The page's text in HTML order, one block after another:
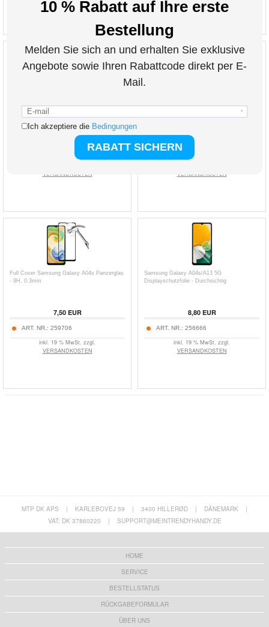
EUR
VERSANDKOSTEN
19,00
ART. NR.:
VERSANDKOSTEN
Full Cover Samsung Galaxy A04s Panzerglas
- 9H, 0.3mm
7,50EUR
ART. NR.: 259706
inkl. 19 % MwSt. zzgl.
VERSANDKOSTEN
Samsung Galaxy A04s/A13 5G
Displayschutzfolie - Durchsichtig
8,80EUR
ART. NR.: 256666
inkl. 19 % MwSt. zzgl.
VERSANDKOSTEN
MTP DK APS | KARLEBOVEJ 59 | 3400 HILLERØD | DÄNEMARK
|
VAT: DK 37860220
| SUPPORT@MEINTRENDYHANDY.DE
HOME
SERVICE
BESTELLSTATUS
RÜCKGABEFORMULAR
ÜBER UNS